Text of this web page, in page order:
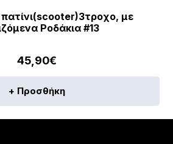
με
Ροδάκια #13
45,90€
+ Προσθήκη